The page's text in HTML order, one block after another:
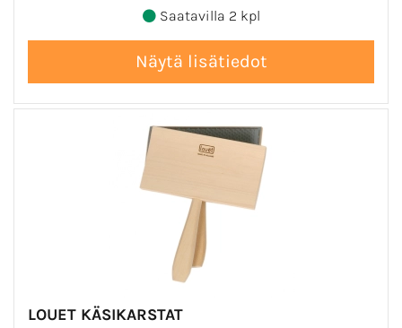
Saatavilla 2 kpl
LOUET KÄSIKARSTAT